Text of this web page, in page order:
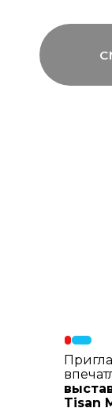
Tisan
Мы совмещаем
сборки с
строительства,
бетона,
инженерного